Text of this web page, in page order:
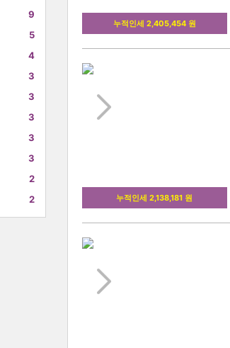
9
5
4
3
3
3
3
3
2
2
누적인세 2,405,454 원
누적인세 2,138,181 원